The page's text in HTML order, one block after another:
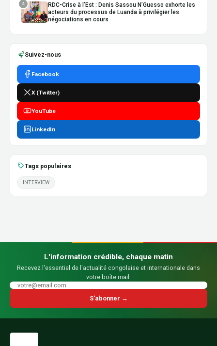
4
RDC-Crise à l’Est : Denis Sassou N’Guesso exhorte les
acteurs du processus de Luanda à privilégier les
négociations en cours
Suivez-nous
Facebook
X (Twitter)
YouTube
LinkedIn
Tags populaires
INTERVIEW
L'information crédible, chaque matin
Recevez l'essentiel de l'actualité congolaise et internationale dans
votre boîte mail.
S'abonner →